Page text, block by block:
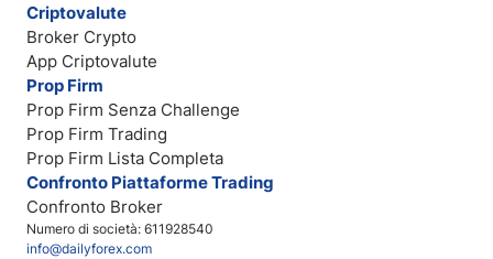
Numero di società: 611928540
info@dailyforex.com
Criptovalute
Broker Crypto
App Criptovalute
Prop Firm
Prop Firm Senza Challenge
Prop Firm Trading
Prop Firm Lista Completa
Confronto Piattaforme Trading
Confronto Broker